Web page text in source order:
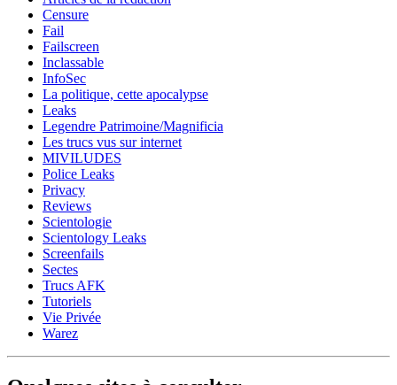
Censure
Fail
Failscreen
Inclassable
InfoSec
La politique, cette apocalypse
Leaks
Legendre Patrimoine/Magnificia
Les trucs vus sur internet
MIVILUDES
Police Leaks
Privacy
Reviews
Scientologie
Scientology Leaks
Screenfails
Sectes
Trucs AFK
Tutoriels
Vie Privée
Warez